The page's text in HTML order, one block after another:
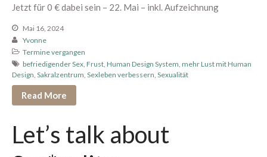
Sex so viel kaputt machen
hart mit uns
Jetzt für 0 € dabei sein – 22. Mai – inkl. Aufzeichnung
Mai 16, 2024
Yvonne
Termine vergangen
befriedigender Sex Frust Human Design System mehr Lust mit Human
Design Sakralzentrum Sexleben verbessern Sexualität
Read More
Let’s talk about